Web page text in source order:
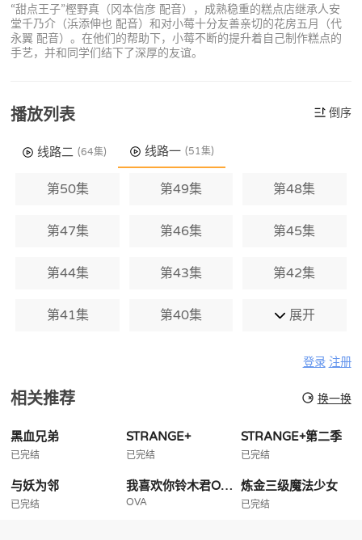
“甜点王子”樫野真（冈本信彦 配音），成熟稳重的糕点店继承人安
堂千乃介（浜添伸也 配音）和对小莓十分友善亲切的花房五月（代
永翼 配音）。在他们的帮助下，小莓不断的提升着自己制作糕点的
手艺，并和同学们结下了深厚的友谊。
播放列表 倒序
线路二 (64集) 线路一 (51集)
第50集 第49集 第48集
第47集 第46集 第45集
第44集 第43集 第42集
第41集 第40集 展开
登录 注册
相关推荐 换一换
黑血兄弟
已完结
STRANGE+
已完结
STRANGE+第二季
已完结
与妖为邻
已完结
我喜欢你铃木君OVA
OVA
炼金三级魔法少女
已完结